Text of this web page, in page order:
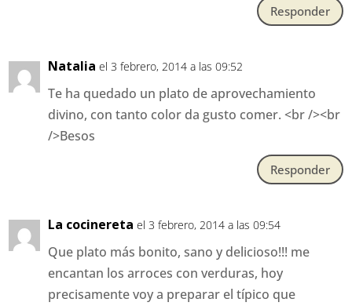
Responder
Natalia el 3 febrero, 2014 a las 09:52
Te ha quedado un plato de aprovechamiento
divino, con tanto color da gusto comer. <br /><br
/>Besos
Responder
La cocinereta el 3 febrero, 2014 a las 09:54
Que plato más bonito, sano y delicioso!!! me
encantan los arroces con verduras, hoy
precisamente voy a preparar el típico que